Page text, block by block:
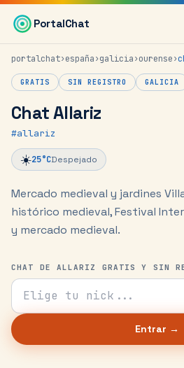
Saltar al contenido principal
PortalChat
portalchat›españa›galicia›ourense›
GRATIS SIN REGISTRO GALICIA
Chat Allariz
#allariz
☀️25°CDespejado
Mercado medieval y jardines
histórico medieval, Festival
y mercado medieval.
CHAT DE ALLARIZ GRATIS Y SIN
Tu nick para el chat
Entrar →